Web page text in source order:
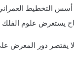
أسس التخطيط
يستعرض علوم الفلك
لا يقتصر دور المعرض